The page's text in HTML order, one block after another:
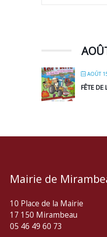
AOÛT
FÊTE DE
Mairie de
10 Place de la Mairie
17 150 Mirambeau
05 46 49 60 73